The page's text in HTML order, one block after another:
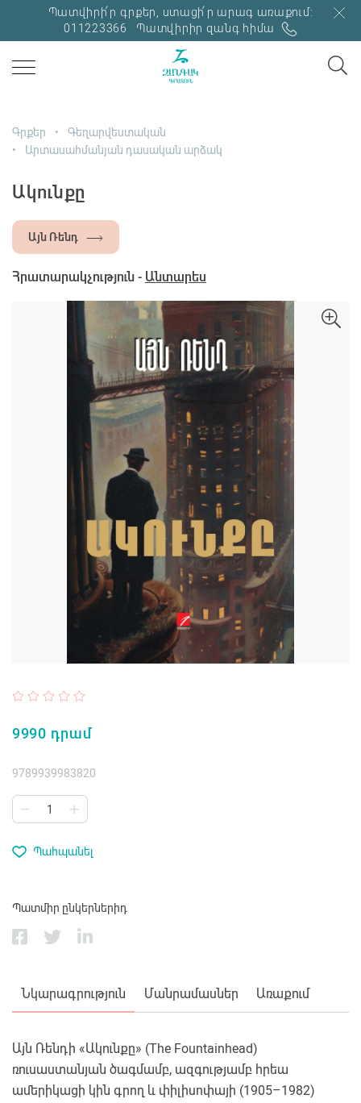
Պատվիրի՛ր գրքեր, ստացի՛ր արագ առաքում:
011223366
Պատվիրիր զանգ հիմա
Գրքեր
Գեղարվեստական
Արտասահմանյան դասական արձակ
Ակունքը
Այն Ռենդ
Հրատարակչություն - Անտարես
9990 դրամ
9789939983820
Պահպանել
Պատմիր ընկերներիդ
Նկարագրություն Մանրամասներ Առաքում
Այն Ռենդի «Ակունքը» (The Fountainhead)
ռուսաստանյան ծագմամբ, ազգությամբ հրեա
ամերիկացի կին գրող և փիլիսոփայի (1905–1982)